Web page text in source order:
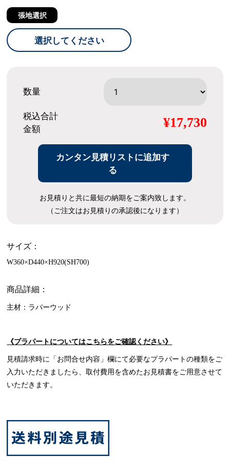
張地選択
選択してください
数量
税込合計
金額
¥17,730
カンタン見積リストに追加す
る
お見積りと共に最短の納期をご案内致します。
（ご注文はお見積りの承認後になります）
サイズ：
W360×D440×H920(SH700)
商品詳細：
主材：ラバーウッド
《プラパートについてはこちらをご確認ください》
見積請求時に「お問合せ内容」欄にて必要なプラパートの種類をご
入力いただきましたら、取付費用を含めたお見積書をご用意させて
いただきます。